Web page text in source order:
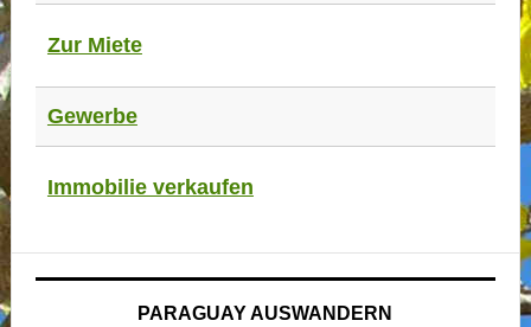
Zur Miete
Gewerbe
Immobilie verkaufen
PARAGUAY AUSWANDERN